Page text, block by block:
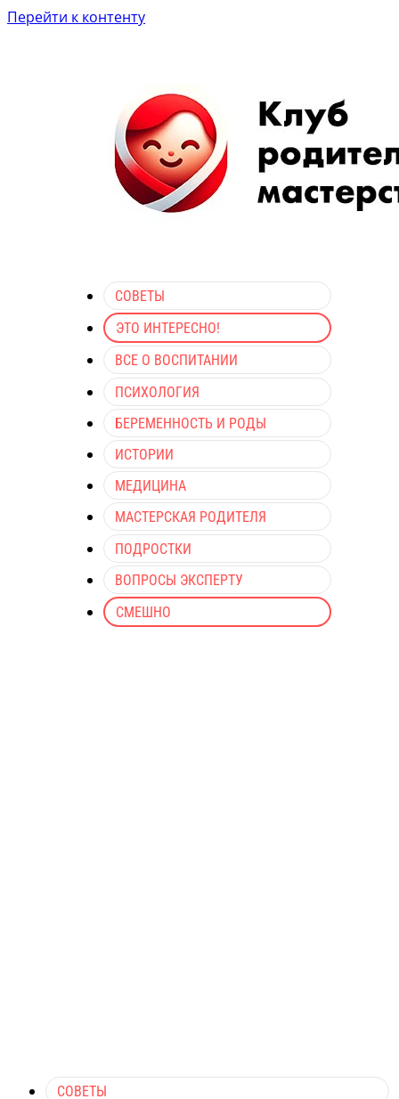
Перейти к контенту
СОВЕТЫ
ЭТО ИНТЕРЕСНО!
ВСЕ О ВОСПИТАНИИ
ПСИХОЛОГИЯ
БЕРЕМЕННОСТЬ И РОДЫ
ИСТОРИИ
МЕДИЦИНА
МАСТЕРСКАЯ РОДИТЕЛЯ
ПОДРОСТКИ
ВОПРОСЫ ЭКСПЕРТУ
СМЕШНО
СОВЕТЫ